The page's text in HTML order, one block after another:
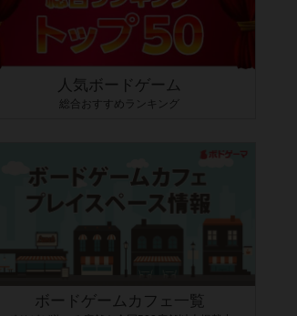
人気ボードゲーム
総合おすすめランキング
ボードゲームカフェ一覧